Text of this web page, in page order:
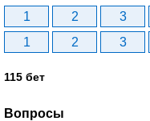
1 2 3
1
2 3
115 бет
Вопросы